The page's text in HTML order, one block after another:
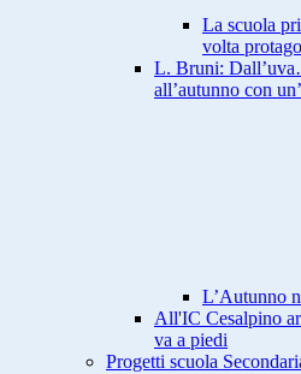
La scuola
volta
L. Bruni:
all’autunno con
L’Autunno
All'IC Cesalpino
va a piedi
Progetti scuola